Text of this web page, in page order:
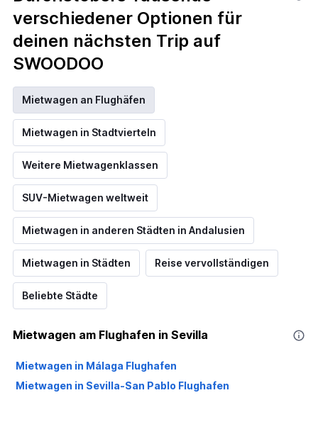
verschiedener Optionen für
deinen nächsten Trip auf
SWOODOO
Mietwagen an Flughäfen
Mietwagen in Stadtvierteln
Weitere Mietwagenklassen
SUV-Mietwagen weltweit
Mietwagen in anderen Städten in Andalusien
Mietwagen in Städten Reise vervollständigen
Beliebte Städte
Mietwagen am Flughafen in Sevilla
Mietwagen in Málaga Flughafen
Mietwagen in Sevilla-San Pablo Flughafen